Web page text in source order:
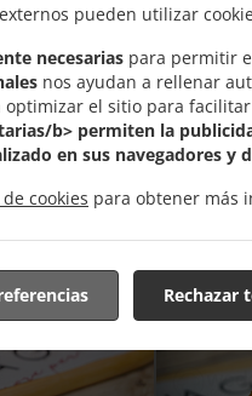
pueden utilizar
necesarias para permitir
nos ayudan a rellenar
optimizar el sitio para
b> permiten la
en sus navegadores y
cookies para obtener más
Rechazar
Goûtez